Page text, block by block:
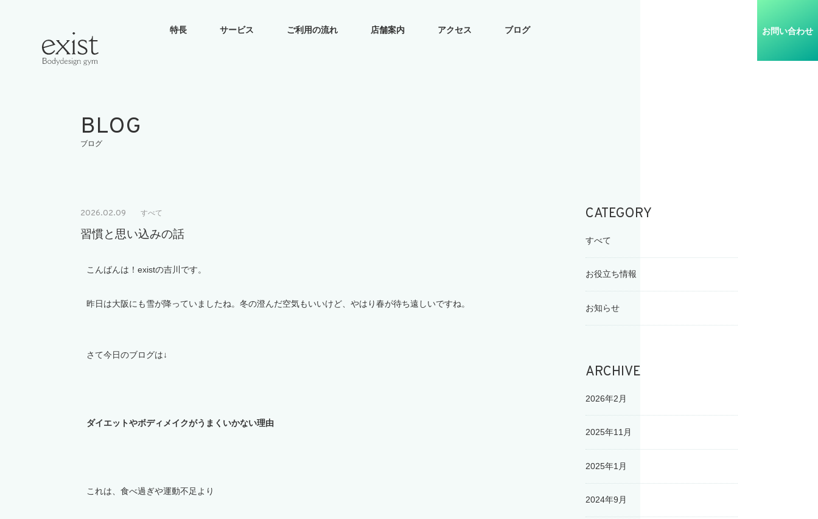
特長 サービス ご利用の流れ 店舗案内 アクセス ブログ お問い合わせ
BLOG
ブログ
2026.02.09 すべて
習慣と思い込みの話
こんばんは！existの吉川です。
昨日は大阪にも雪が降っていましたね。冬の澄んだ空気もいいけど、やはり春が待ち遠しいですね。
さて今日のブログは↓
ダイエットやボディメイクがうまくいかない理由
これは、食べ過ぎや運動不足より
CATEGORY
すべて
お役立ち情報
お知らせ
ARCHIVE
2026年2月
2025年11月
2025年1月
2024年9月